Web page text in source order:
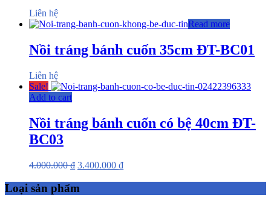
Liên hệ
Read more
Nồi tráng bánh cuốn 35cm ĐT-BC01
Liên hệ
Sale!
Add to cart
Nồi tráng bánh cuốn có bệ 40cm ĐT-
BC03
4.000.000₫ 3.400.000 ₫
Loại sản phẩm